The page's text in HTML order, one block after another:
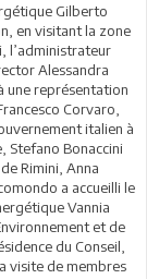
Gilberto
en visitant la zone
l’administrateur
Alessandra
une représentation
Corvaro,
italien à
Stefano Bonaccini
Rimini, Anna
a accueilli le
Vannia
et de
du Conseil,
visite de membres